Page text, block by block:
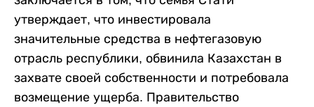
утверждает, что инвестировала
значительные средства в нефтегазовую
отрасль республики, обвинила Казахстан в
захвате своей собственности и потребовала
возмещение ущерба. Правительство